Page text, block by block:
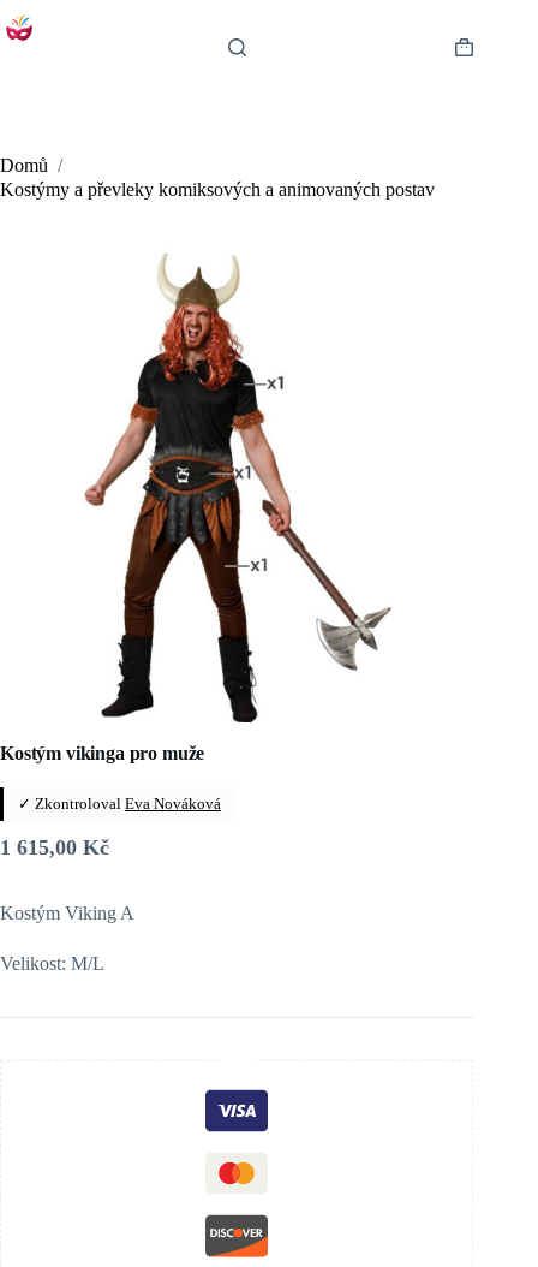
to
Shopping
Domů /
Kostýmy a převleky komiksových a animovaných postav
Kostým vikinga pro muže
✓ Zkontroloval Eva Nováková
1 615,00 Kč
Kostým Viking A
Velikost: M/L